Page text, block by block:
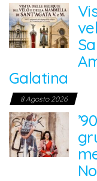
Galatina
8 Agosto 2026